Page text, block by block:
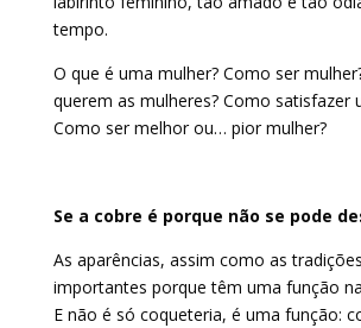
tempo.
O que é uma mulher? Como ser
querem as mulheres? Como satisfazer
Como ser melhor ou… pior mulher?
Se a cobre é porque não se pode
As aparências, assim como as
importantes porque têm uma função
E não é só coqueteria, é uma função: